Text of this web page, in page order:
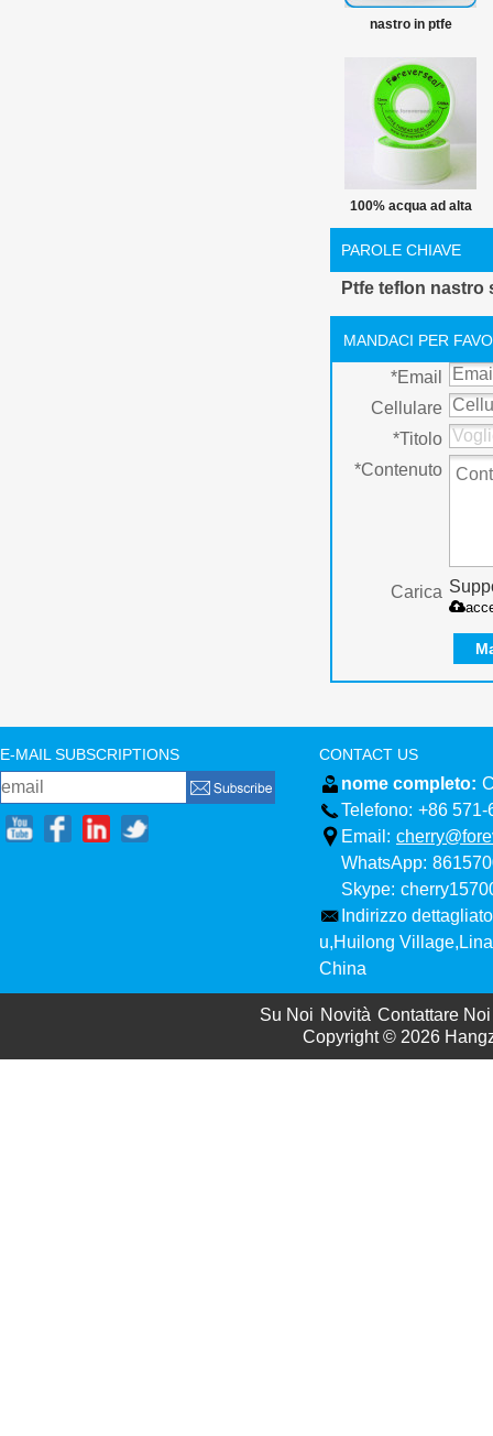
nastro in ptfe
100% acqua ad alta
tenuta
PAROLE CHIAVE
Ptfe teflon nastro
MANDACI PER
*Email
Cellulare
*Titolo
*Contenuto
Carica
E-MAIL SUBSCRIPTIONS CONTACT US
nome completo:
Telefono: +86 571-
Email:
WhatsApp:
Skype:
Indirizzo
u,Huilong
China
Su Noi Novità Contattare Noi
Copyright © 2026